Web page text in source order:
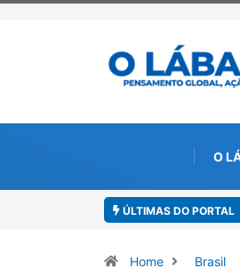
O
ÚLTIMAS DO PORTAL
Prêmio de Redação e Desenho até o dia
Home Brasil